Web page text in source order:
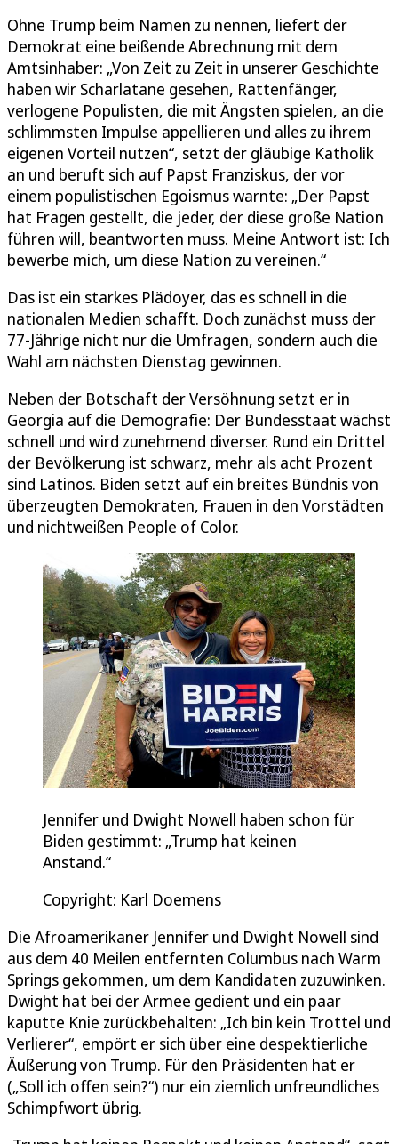
Ohne Trump beim Namen zu nennen, liefert der
Demokrat eine beißende Abrechnung mit dem
Amtsinhaber: „Von Zeit zu Zeit in unserer Geschichte
haben wir Scharlatane gesehen, Rattenfänger,
verlogene Populisten, die mit Ängsten spielen, an die
schlimmsten Impulse appellieren und alles zu ihrem
eigenen Vorteil nutzen“, setzt der gläubige Katholik
an und beruft sich auf Papst Franziskus, der vor
einem populistischen Egoismus warnte: „Der Papst
hat Fragen gestellt, die jeder, der diese große Nation
führen will, beantworten muss. Meine Antwort ist: Ich
bewerbe mich, um diese Nation zu vereinen.“
Das ist ein starkes Plädoyer, das es schnell in die
nationalen Medien schafft. Doch zunächst muss der
77-Jährige nicht nur die Umfragen, sondern auch die
Wahl am nächsten Dienstag gewinnen.
Neben der Botschaft der Versöhnung setzt er in
Georgia auf die Demografie: Der Bundesstaat wächst
schnell und wird zunehmend diverser. Rund ein Drittel
der Bevölkerung ist schwarz, mehr als acht Prozent
sind Latinos. Biden setzt auf ein breites Bündnis von
überzeugten Demokraten, Frauen in den Vorstädten
und nichtweißen People of Color.
Jennifer und Dwight Nowell haben schon für
Biden gestimmt: „Trump hat keinen
Anstand.“
Copyright: Karl Doemens
Die Afroamerikaner Jennifer und Dwight Nowell sind
aus dem 40 Meilen entfernten Columbus nach Warm
Springs gekommen, um dem Kandidaten zuzuwinken.
Dwight hat bei der Armee gedient und ein paar
kaputte Knie zurückbehalten: „Ich bin kein Trottel und
Verlierer“, empört er sich über eine despektierliche
Äußerung von Trump. Für den Präsidenten hat er
(„Soll ich offen sein?“) nur ein ziemlich unfreundliches
Schimpfwort übrig.